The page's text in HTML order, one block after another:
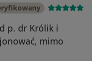
p. dr Królik i
mimo